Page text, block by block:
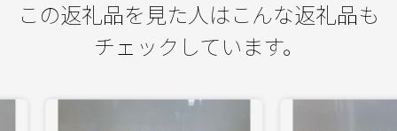
この返礼品を見た人はこんな返礼品も
チェックしています。